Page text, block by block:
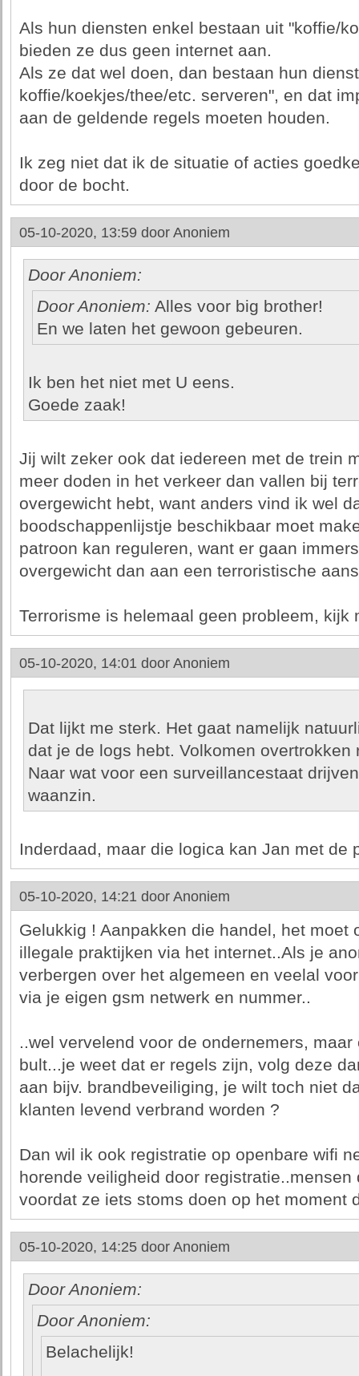
Als hun diensten enkel bestaan uit "koffie/
bieden ze dus geen internet aan.
Als ze dat wel doen, dan bestaan hun
koffie/koekjes/thee/etc. serveren", en dat
aan de geldende regels moeten houden.
Ik zeg niet dat ik de situatie of acties
door de bocht.
05-10-2020, 13:59 door Anoniem
Door Anoniem:
Door Anoniem: Alles voor big brother!
En we laten het gewoon gebeuren.
Ik ben het niet met U eens.
Goede zaak!
Jij wilt zeker ook dat iedereen met de trein
meer doden in het verkeer dan vallen bij
overgewicht hebt, want anders vind ik wel
boodschappenlijstje beschikbaar moet
patroon kan reguleren, want er gaan
overgewicht dan aan een terroristische
Terrorisme is helemaal geen probleem, kijk
05-10-2020, 14:01 door Anoniem
Dat lijkt me sterk. Het gaat namelijk
dat je de logs hebt. Volkomen
Naar wat voor een surveillancestaat
waanzin.
Inderdaad, maar die logica kan Jan met de
05-10-2020, 14:21 door Anoniem
Gelukkig ! Aanpakken die handel, het moet
illegale praktijken via het internet..Als je
verbergen over het algemeen en veelal
via je eigen gsm netwerk en nummer..
..wel vervelend voor de ondernemers,
bult...je weet dat er regels zijn, volg deze
aan bijv. brandbeveiliging, je wilt toch niet
klanten levend verbrand worden ?
Dan wil ik ook registratie op openbare wifi
horende veiligheid door
voordat ze iets stoms doen op het moment
05-10-2020, 14:25 door Anoniem
Door Anoniem:
Door Anoniem:
Belachelijk!